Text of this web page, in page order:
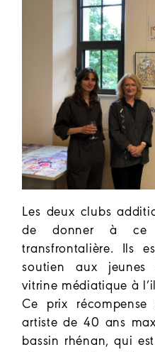
Les deux clubs
de donner à ce
transfrontalière. Ils
soutien aux jeunes
vitrine médiatique à
Ce prix
artiste de 40 ans
bassin rhénan, qui